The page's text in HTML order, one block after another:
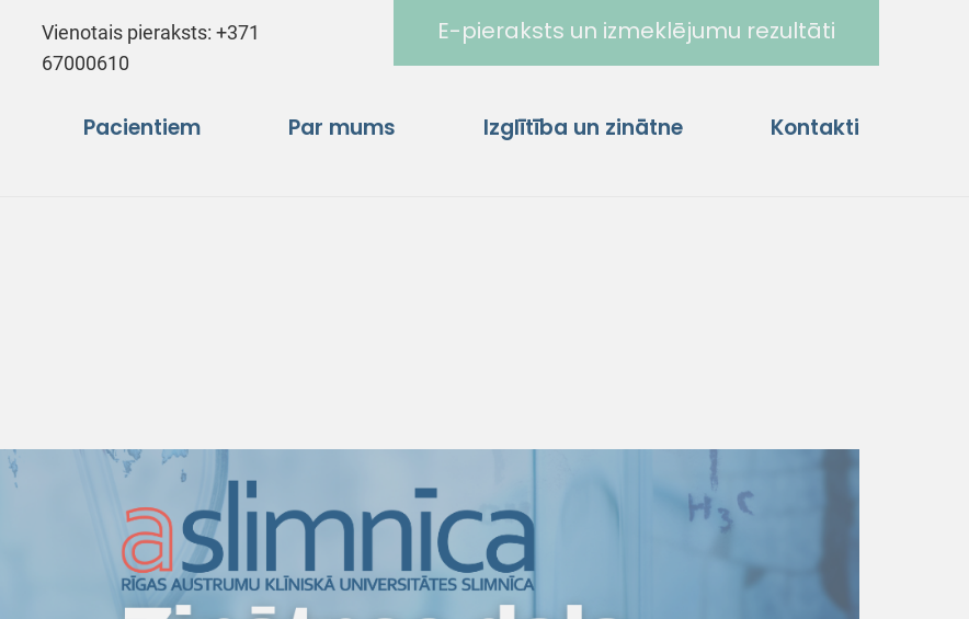
Vienotais pieraksts:+371
67000610
E-pieraksts un izmeklējumu rezultāti
Pacientiem Par mums Izglītība un zinātne Kontakti